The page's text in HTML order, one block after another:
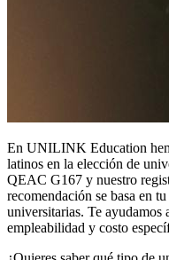
En UNILINK Education
latinos en la elección de
QEAC G167 y nuestro
recomendación se basa en
universitarias. Te ayudamos
empleabilidad y costo